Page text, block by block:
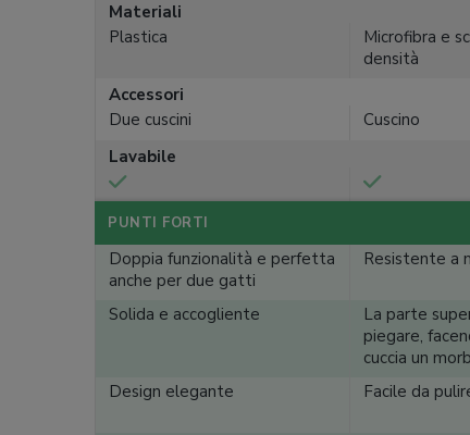
Materiali
Plastica
Microfibra e
densità
Accessori
Due cuscini
Cuscino
Lavabile
PUNTI FORTI
Doppia funzionalità e perfetta
anche per due gatti
Resistente a
Solida e accogliente
La parte
piegare,
cuccia un
Design elegante Facile da